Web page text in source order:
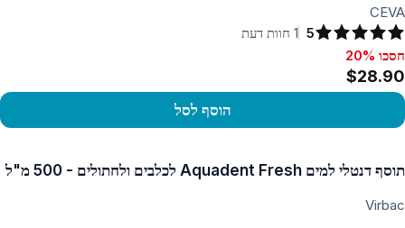
CEVA
5
1 חוות דעת
חסכו 20%, $28.90
חסכו 20%
$28.90
הוסף לסל
תוסף דנטלי למים Aquadent Fresh לכלבים ולחתולים - 500 מ"ל
Virbac